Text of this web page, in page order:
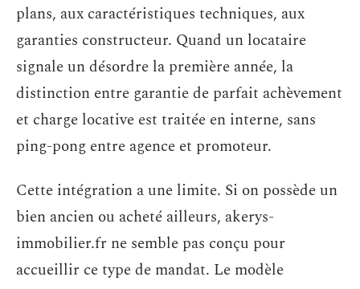
plans, aux caractéristiques techniques, aux
garanties constructeur. Quand un locataire
signale un désordre la première année, la
distinction entre garantie de parfait achèvement
et charge locative est traitée en interne, sans
ping-pong entre agence et promoteur.
Cette intégration a une limite. Si on possède un
bien ancien ou acheté ailleurs, akerys-
immobilier.fr ne semble pas conçu pour
accueillir ce type de mandat. Le modèle